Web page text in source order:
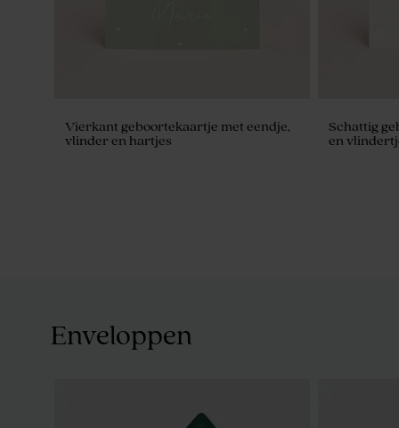
Vierkant geboortekaartje met eendje,
vlinder en hartjes
Schattig
en
Enveloppen